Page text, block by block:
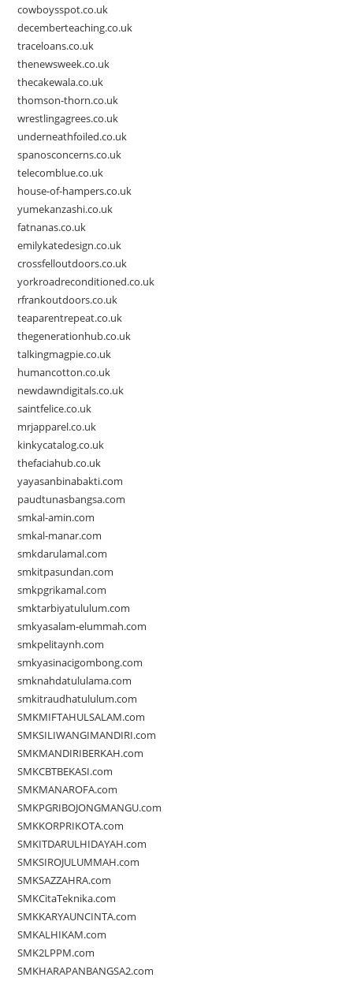
cowboysspot.co.uk
decemberteaching.co.uk
traceloans.co.uk
thenewsweek.co.uk
thecakewala.co.uk
thomson-thorn.co.uk
wrestlingagrees.co.uk
underneathfoiled.co.uk
spanosconcerns.co.uk
telecomblue.co.uk
house-of-hampers.co.uk
yumekanzashi.co.uk
fatnanas.co.uk
emilykatedesign.co.uk
crossfelloutdoors.co.uk
yorkroadreconditioned.co.uk
rfrankoutdoors.co.uk
teaparentrepeat.co.uk
thegenerationhub.co.uk
talkingmagpie.co.uk
humancotton.co.uk
newdawndigitals.co.uk
saintfelice.co.uk
mrjapparel.co.uk
kinkycatalog.co.uk
thefaciahub.co.uk
yayasanbinabakti.com
paudtunasbangsa.com
smkal-amin.com
smkal-manar.com
smkdarulamal.com
smkitpasundan.com
smkpgrikamal.com
smktarbiyatululum.com
smkyasalam-elummah.com
smkpelitaynh.com
smkyasinacigombong.com
smknahdatululama.com
smkitraudhatululum.com
SMKMIFTAHULSALAM.com
SMKSILIWANGIMANDIRI.com
SMKMANDIRIBERKAH.com
SMKCBTBEKASI.com
SMKMANAROFA.com
SMKPGRIBOJONGMANGU.com
SMKKORPRIKOTA.com
SMKITDARULHIDAYAH.com
SMKSIROJULUMMAH.com
SMKSAZZAHRA.com
SMKCitaTeknika.com
SMKKARYAUNCINTA.com
SMKALHIKAM.com
SMK2LPPM.com
SMKHARAPANBANGSA2.com